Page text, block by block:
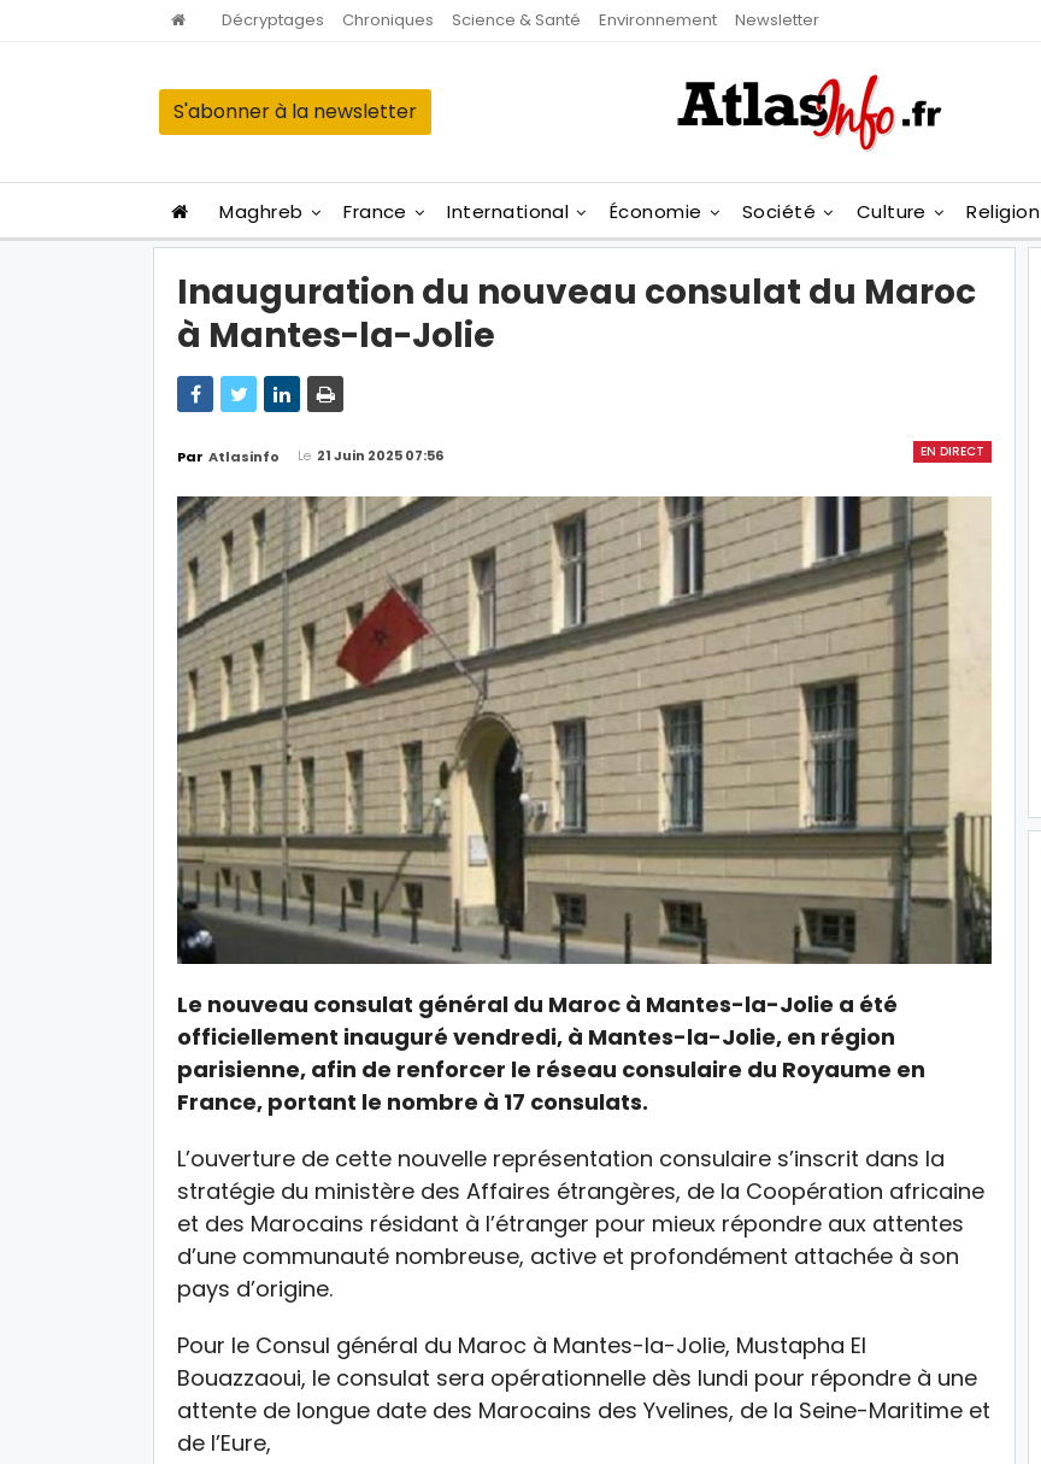
Décryptages Chroniques Science & Santé Environnement Newsletter
S'abonner à la newsletter
Maghreb France International Économie Société Culture Religion
Inauguration du nouveau consulat du Maroc
à Mantes-la-Jolie
EN DIRECT
Par Atlasinfo Le 21 Juin 2025 07:56
Le nouveau consulat général du Maroc à Mantes-la-Jolie a été
officiellement inauguré vendredi, à Mantes-la-Jolie, en région
parisienne, afin de renforcer le réseau consulaire du Royaume en
France, portant le nombre à 17 consulats.
L’ouverture de cette nouvelle représentation consulaire s’inscrit dans la
stratégie du ministère des Affaires étrangères, de la Coopération africaine
et des Marocains résidant à l’étranger pour mieux répondre aux attentes
d’une communauté nombreuse, active et profondément attachée à son
pays d’origine.
Pour le Consul général du Maroc à Mantes-la-Jolie, Mustapha El
Bouazzaoui, le consulat sera opérationnelle dès lundi pour répondre à une
attente de longue date des Marocains des Yvelines, de la Seine-Maritime et
de l’Eure,